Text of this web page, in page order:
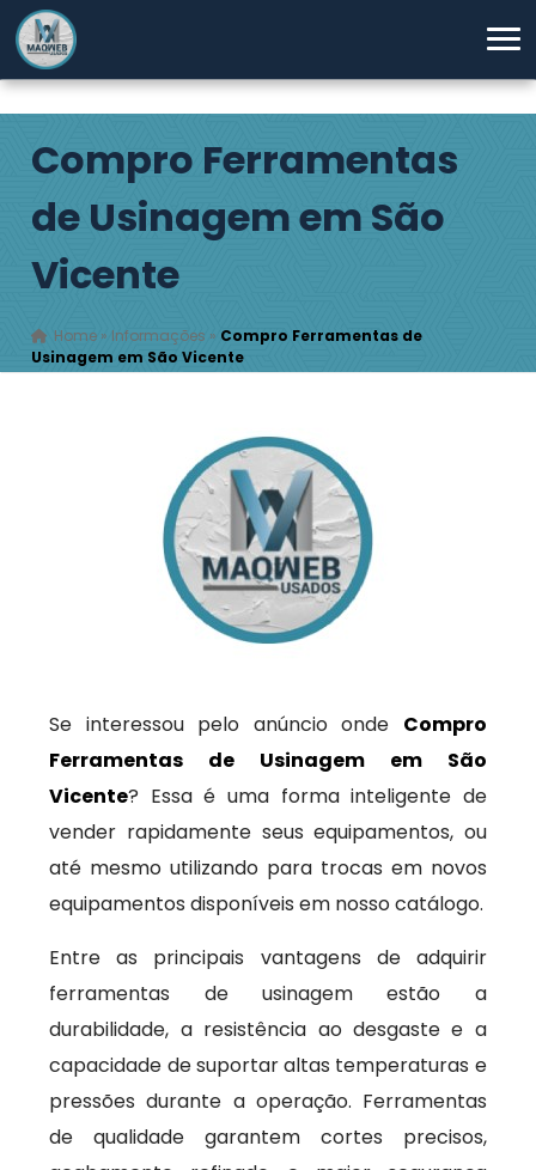
Compro Ferramentas
de Usinagem em São
Vicente
Home » Informações » Compro Ferramentas de
Usinagem em São Vicente
Se interessou pelo anúncio onde Compro
Ferramentas de Usinagem em São
Vicente? Essa é uma forma inteligente de
vender rapidamente seus equipamentos, ou
até mesmo utilizando para trocas em novos
equipamentos disponíveis em nosso catálogo.
Entre as principais vantagens de adquirir
ferramentas de usinagem estão a
durabilidade, a resistência ao desgaste e a
capacidade de suportar altas temperaturas e
pressões durante a operação. Ferramentas
de qualidade garantem cortes precisos,